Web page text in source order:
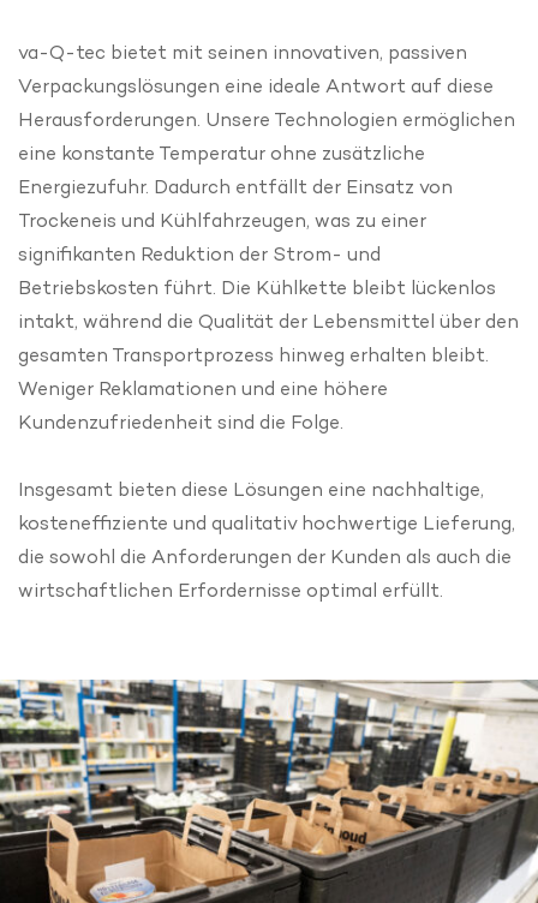
va-Q-tec bietet mit seinen innovativen, passiven
Verpackungslösungen eine ideale Antwort auf diese
Herausforderungen. Unsere Technologien ermöglichen
eine konstante Temperatur ohne zusätzliche
Energiezufuhr. Dadurch entfällt der Einsatz von
Trockeneis und Kühlfahrzeugen, was zu einer
signifikanten Reduktion der Strom- und
Betriebskosten führt. Die Kühlkette bleibt lückenlos
intakt, während die Qualität der Lebensmittel über den
gesamten Transportprozess hinweg erhalten bleibt.
Weniger Reklamationen und eine höhere
Kundenzufriedenheit sind die Folge.
Insgesamt bieten diese Lösungen eine nachhaltige,
kosteneffiziente und qualitativ hochwertige Lieferung,
die sowohl die Anforderungen der Kunden als auch die
wirtschaftlichen Erfordernisse optimal erfüllt.